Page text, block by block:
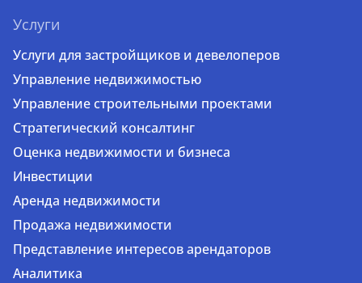
Услуги
Услуги для застройщиков и девелоперов
Управление недвижимостью
Управление строительными проектами
Стратегический консалтинг
Оценка недвижимости и бизнеса
Инвестиции
Аренда недвижимости
Продажа недвижимости
Представление интересов арендаторов
Аналитика